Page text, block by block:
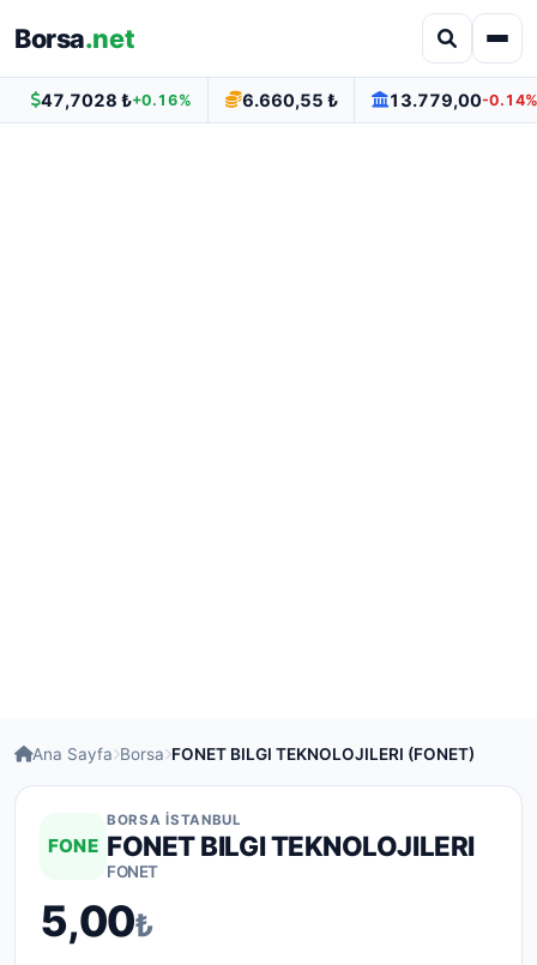
Borsa.net
47,7028 ₺+0.16% 6.660,55 ₺ 13.779,00-0.14%
Ana Sayfa Borsa FONET BILGI TEKNOLOJILERI (FONET)
FONE
BORSA İSTANBUL
FONET BILGI TEKNOLOJILERI
FONET
5,00₺